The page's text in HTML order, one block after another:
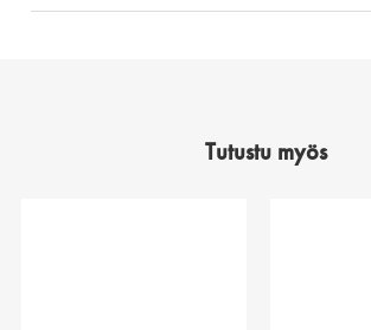
Tutustu myös